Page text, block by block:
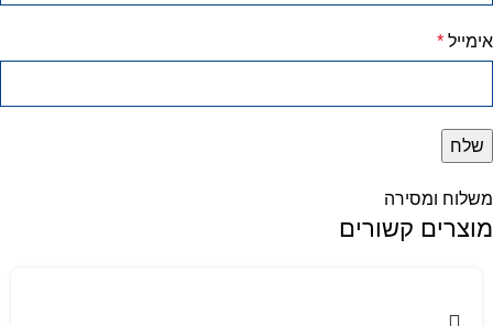
אימייל *
משלוח ומסירה
מוצרים קשורים